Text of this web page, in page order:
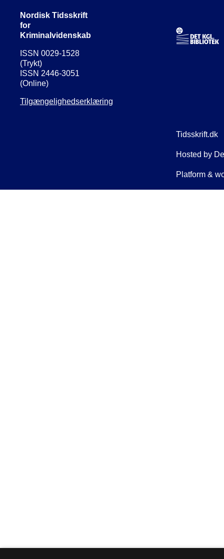
Nordisk Tidsskrift
for
Kriminalvidenskab
ISSN 0029-1528
(Trykt)
ISSN 2446-3051
(Online)
Tilgængelighedserklæring